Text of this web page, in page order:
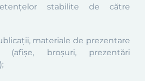
stabilite de către
materiale de prezentare
(afișe, broșuri, prezentări